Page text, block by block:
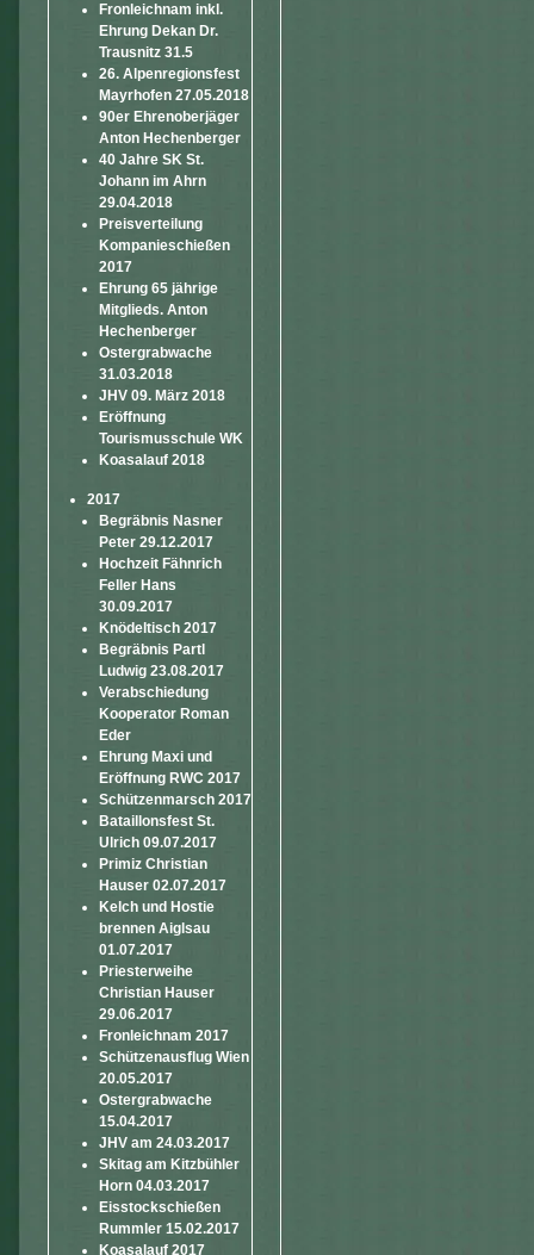
Fronleichnam inkl.
Ehrung Dekan Dr.
Trausnitz 31.5
26. Alpenregionsfest
Mayrhofen 27.05.2018
90er Ehrenoberjäger
Anton Hechenberger
40 Jahre SK St.
Johann im Ahrn
29.04.2018
Preisverteilung
Kompanieschießen
2017
Ehrung 65 jährige
Mitglieds. Anton
Hechenberger
Ostergrabwache
31.03.2018
JHV 09. März 2018
Eröffnung
Tourismusschule WK
Koasalauf 2018
2017
Begräbnis Nasner
Peter 29.12.2017
Hochzeit Fähnrich
Feller Hans
30.09.2017
Knödeltisch 2017
Begräbnis Partl
Ludwig 23.08.2017
Verabschiedung
Kooperator Roman
Eder
Ehrung Maxi und
Eröffnung RWC 2017
Schützenmarsch 2017
Bataillonsfest St.
Ulrich 09.07.2017
Primiz Christian
Hauser 02.07.2017
Kelch und Hostie
brennen Aiglsau
01.07.2017
Priesterweihe
Christian Hauser
29.06.2017
Fronleichnam 2017
Schützenausflug Wien
20.05.2017
Ostergrabwache
15.04.2017
JHV am 24.03.2017
Skitag am Kitzbühler
Horn 04.03.2017
Eisstockschießen
Rummler 15.02.2017
Koasalauf 2017